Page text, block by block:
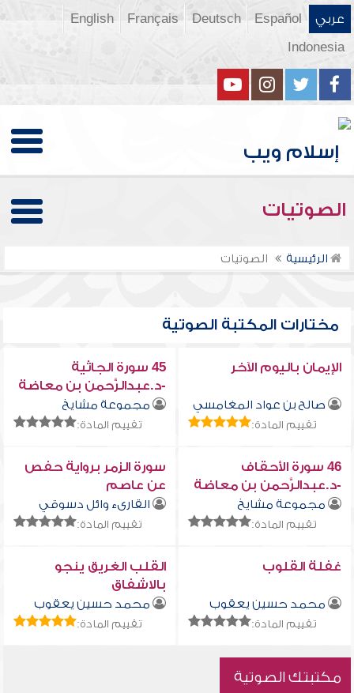
عربي Español
Deutsch
Français
English
Indonesia
الصوتيات
الرئيسية الصوتيات
مختارات المكتبة الصوتية
الإيمان باليوم الآخر
صالح بن عواد المغامسي
تقييم المادة:
45 سورة الجاثية
-د.عبدالرَّحمن بن معاضة
الشِّهري - ضيف الحلقة -
عبدالمحسن بن زبن
مجموعة مشايخ
تقييم المادة:
46 سورة الأحقاف
-د.عبدالرَّحمن بن معاضة
الشِّهري - ضيف الحلقة -
عمر بن عبدالله المقبل
مجموعة مشايخ
تقييم المادة:
سورة الزمر برواية حفص
عن عاصم
القارىء وائل دسوقي
تقييم المادة:
غفلة القلوب
محمد حسين يعقوب
تقييم المادة:
القلب الغريق ينجو
بالاشفاق
محمد حسين يعقوب
تقييم المادة:
مكتبتك الصوتية